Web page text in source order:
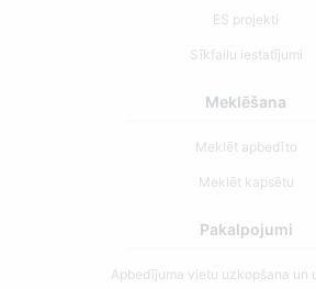
ES projekti
Sīkfailu iestatījumi
Meklēšana
Meklēt apbedīto
Meklēt kapsētu
Pakalpojumi
Apbedījuma vietu uzkopšana un